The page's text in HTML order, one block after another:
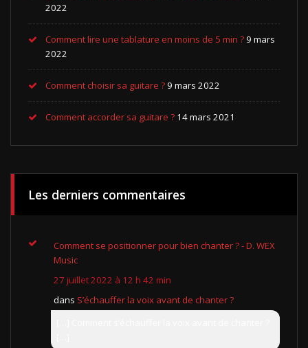
2022
Comment lire une tablature en moins de 5 min ? 9 mars
2022
Comment choisir sa guitare ? 9 mars 2022
Comment accorder sa guitare ? 14 mars 2021
Les derniers commentaires
Comment se positionner pour bien chanter ? - D. WEX
Music
27 juillet 2022 à 12 h 42 min
dans S’échauffer la voix avant de chanter ?